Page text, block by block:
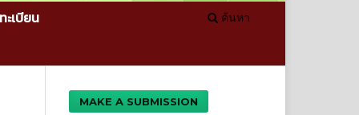
ะเบียน ค้นหา
MAKE A SUBMISSION